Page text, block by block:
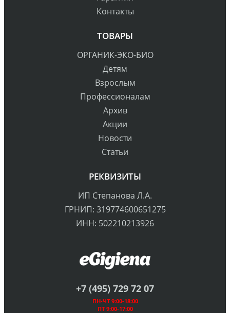
Контакты
ТОВАРЫ
ОРГАНИК-ЭКО-БИО
Детям
Взрослым
Профессионалам
Архив
Акции
Новости
Статьи
РЕКВИЗИТЫ
ИП Степанова Л.А.
ГРНИП: 319774600651275
ИНН: 502210213926
+7 (495) 729 72 07
ПН-ЧТ 9:00-18:00
ПТ 9:00-17:00